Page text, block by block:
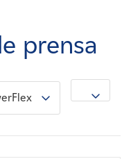
prensa